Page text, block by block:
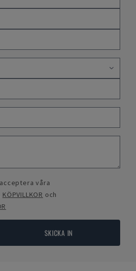
våra
KÖPVILLKOR och
SKICKA IN